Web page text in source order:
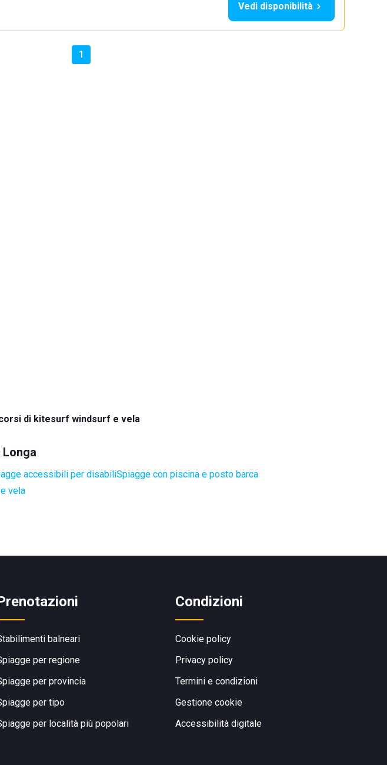
Vedi disponibilità
1
di kitesurf windsurf e vela
accessibili per disabiliSpiagge con piscina e posto barca
vela
balneari
per regione
per provincia
per tipo
per località più popolari
Condizioni
Cookie policy
Privacy policy
Termini e condizioni
Gestione cookie
Accessibilità digitale